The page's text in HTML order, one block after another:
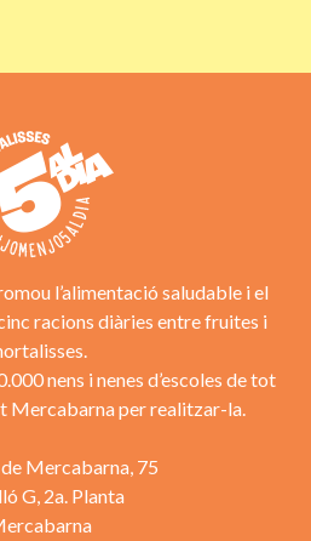
l’alimentació saludable i el
racions diàries entre fruites i
nens i nenes d’escoles de tot
Mercabarna per realitzar-la.
Mercabarna, 75
G, 2a. Planta